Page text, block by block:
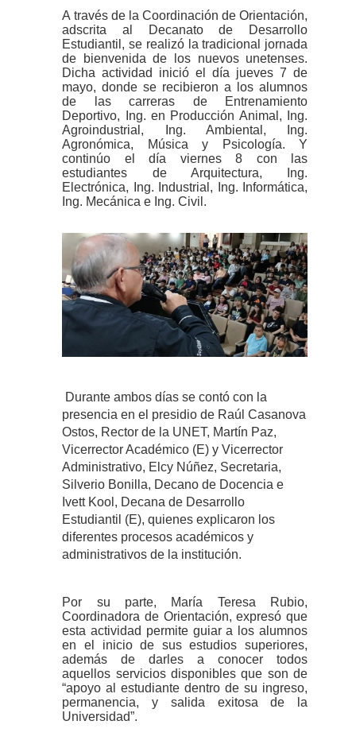
A través de la Coordinación de Orientación,
adscrita al Decanato de Desarrollo
Estudiantil, se realizó la tradicional jornada
de bienvenida de los nuevos unetenses.
Dicha actividad inició el día jueves 7 de
mayo, donde se recibieron a los alumnos
de las carreras de Entrenamiento
Deportivo, Ing. en Producción Animal, Ing.
Agroindustrial, Ing. Ambiental, Ing.
Agronómica, Música y Psicología. Y
continúo el día viernes 8 con las
estudiantes de Arquitectura, Ing.
Electrónica, Ing. Industrial, Ing. Informática,
Ing. Mecánica e Ing. Civil.
Durante ambos días se contó con la
presencia en el presidio de Raúl Casanova
Ostos, Rector de la UNET, Martín Paz,
Vicerrector Académico (E) y Vicerrector
Administrativo, Elcy Núñez, Secretaria,
Silverio Bonilla, Decano de Docencia e
Ivett Kool, Decana de Desarrollo
Estudiantil (E), quienes explicaron los
diferentes procesos académicos y
administrativos de la institución.
Por su parte, María Teresa Rubio,
Coordinadora de Orientación, expresó que
esta actividad permite guiar a los alumnos
en el inicio de sus estudios superiores,
además de darles a conocer todos
aquellos servicios disponibles que son de
“apoyo al estudiante dentro de su ingreso,
permanencia, y salida exitosa de la
Universidad”.